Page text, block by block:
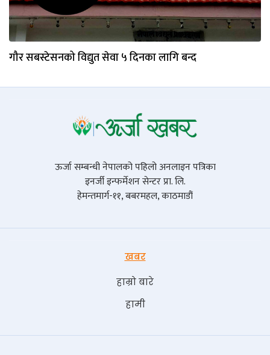
गौर सबस्टेसनको विद्युत सेवा ५ दिनका लागि बन्द
ऊर्जा सम्बन्धी नेपालको पहिलो अनलाइन पत्रिका
इनर्जी इन्फर्मेशन सेन्टर प्रा. लि.
हेमन्तमार्ग-११, बबरमहल, काठमाडौं
खबर
हाम्रो बारे
हामी